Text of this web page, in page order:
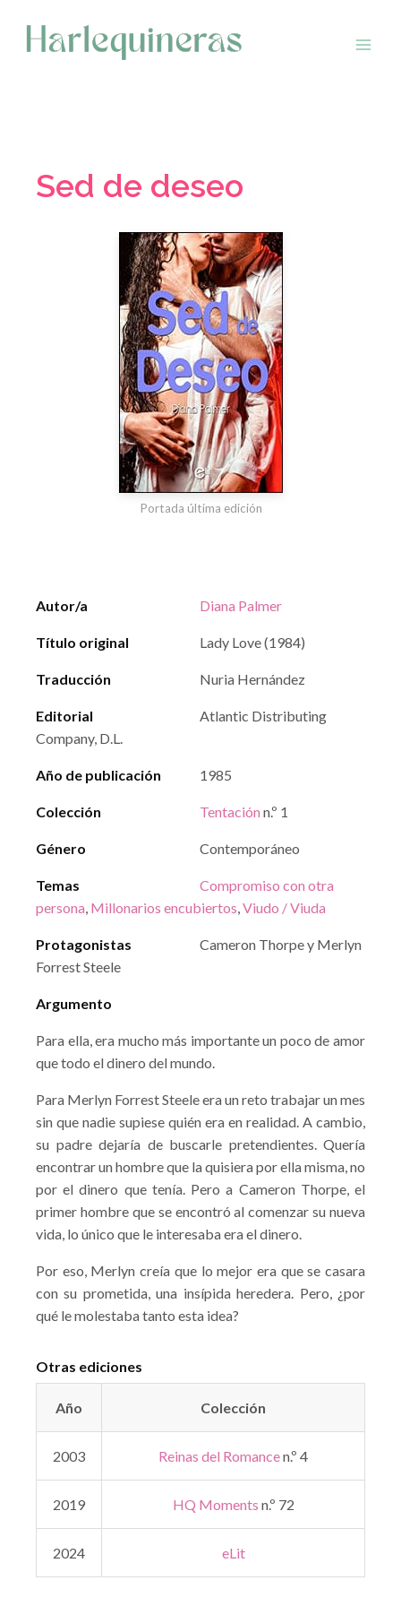
contenido
Sed de deseo
Autor/a Diana Palmer
Título original Lady Love (1984)
Traducción Nuria Hernández
Editorial
Atlantic Distributing
Company, D.L.
Año de publicación 1985
Colección Tentación n.º 1
Género Contemporáneo
Temas
Compromiso con otra
persona, Millonarios encubiertos,Viudo / Viuda
Protagonistas
Cameron Thorpe y Merlyn
Forrest Steele
Argumento
Para ella, era mucho más importante un poco de amor
que todo el dinero del mundo.
Para Merlyn Forrest Steele era un reto trabajar un mes
sin que nadie supiese quién era en realidad. A cambio,
su padre dejaría de buscarle pretendientes. Quería
encontrar un hombre que la quisiera por ella misma, no
por el dinero que tenía. Pero a Cameron Thorpe, el
primer hombre que se encontró al comenzar su nueva
vida, lo único que le interesaba era el dinero.
Por eso, Merlyn creía que lo mejor era que se casara
con su prometida, una insípida heredera. Pero, ¿por
qué le molestaba tanto esta idea?
Otras ediciones
Año Colección
2003 Reinas del Romancen.º 4
2019 HQ Moments n.º 72
2024 eLit
Portada última edición